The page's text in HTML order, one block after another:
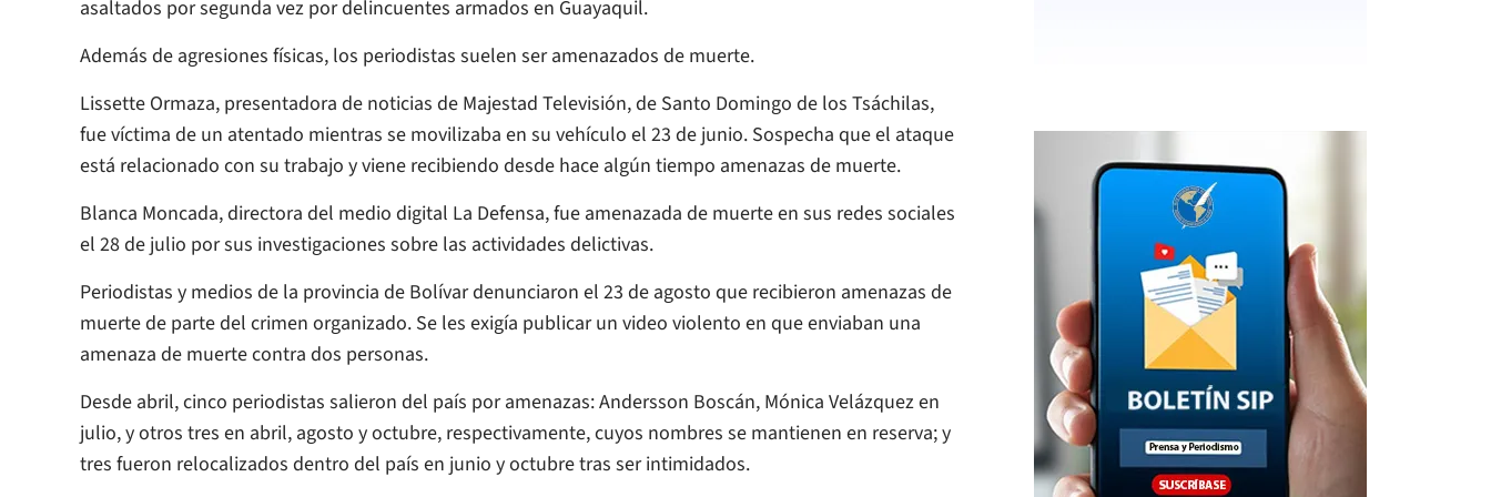
asaltados por segunda vez por delincuentes armados en Guayaquil.
Además de agresiones físicas, los periodistas suelen ser amenazados de muerte.
Lissette Ormaza, presentadora de noticias de Majestad Televisión, de Santo Domingo de los Tsáchilas,
fue víctima de un atentado mientras se movilizaba en su vehículo el 23 de junio. Sospecha que el ataque
está relacionado con su trabajo y viene recibiendo desde hace algún tiempo amenazas de muerte.
Blanca Moncada, directora del medio digital La Defensa, fue amenazada de muerte en sus redes sociales
el 28 de julio por sus investigaciones sobre las actividades delictivas.
Periodistas y medios de la provincia de Bolívar denunciaron el 23 de agosto que recibieron amenazas de
muerte de parte del crimen organizado. Se les exigía publicar un video violento en que enviaban una
amenaza de muerte contra dos personas.
Desde abril, cinco periodistas salieron del país por amenazas: Andersson Boscán, Mónica Velázquez en
julio, y otros tres en abril, agosto y octubre, respectivamente, cuyos nombres se mantienen en reserva; y
tres fueron relocalizados dentro del país en junio y octubre tras ser intimidados.